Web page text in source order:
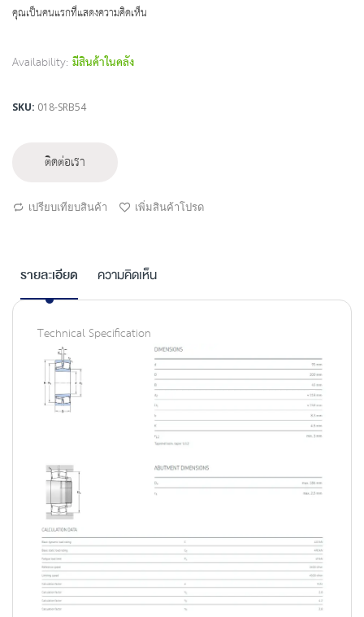
คุณเป็นคนแรกที่แสดงความคิดเห็น
Availability: มีสินค้าในคลัง
SKU 018-SRB54
ติดต่อเรา
เปรียบเทียบสินค้า เพิ่มสินค้าโปรด
รายละเอียด
Technical Specification
ความคิดเห็น